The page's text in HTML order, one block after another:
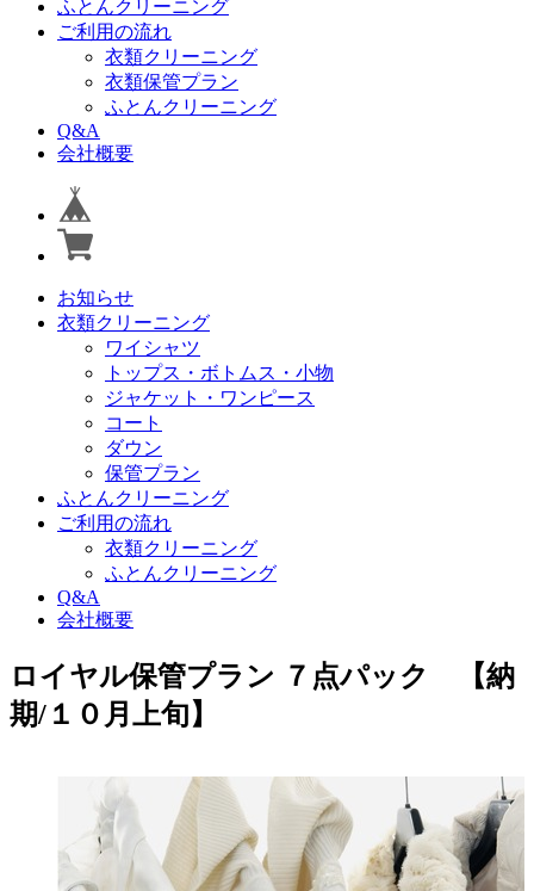
ふとんクリーニング
ご利用の流れ
衣類クリーニング
衣類保管プラン
ふとんクリーニング
Q&A
会社概要
お知らせ
衣類クリーニング
ワイシャツ
トップス・ボトムス・小物
ジャケット・ワンピース
コート
ダウン
保管プラン
ふとんクリーニング
ご利用の流れ
衣類クリーニング
ふとんクリーニング
Q&A
会社概要
ロイヤル保管プラン ７点パック 【納
期/１０月上旬】